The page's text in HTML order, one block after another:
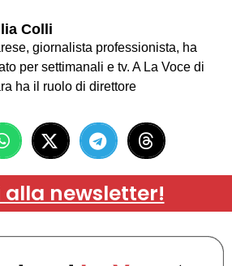
Colli
giornalista professionista, ha
per settimanali e tv. A La Voce di
ha il ruolo di direttore
alla newsletter!